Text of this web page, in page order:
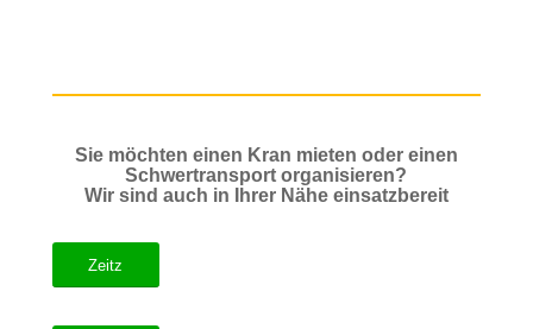
Sie möchten einen Kran mieten oder einen
Schwertransport organisieren?
Wir sind auch in Ihrer Nähe einsatzbereit
Zeitz